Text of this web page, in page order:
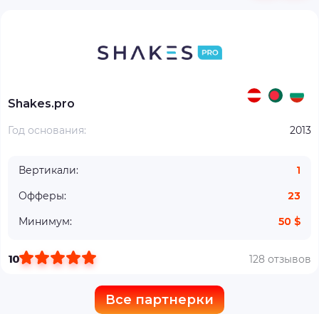
Shakes.pro
Год основания: 2013
Вертикали:
1
Офферы:
23
Минимум:
50 $
10 128 отзывов
Все партнерки